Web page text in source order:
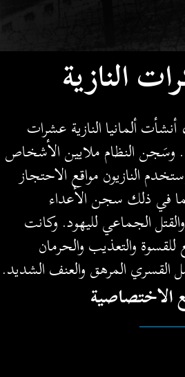
النازية
عامي 1933 و1945، أنشأت ألمانيا النازية عشرات
النظام ملايين الأشخاص
النازيون مواقع الاحتجاز
في ذلك سجن الأعداء
الجماعي لليهود. وكانت
والتعذيب والحرمان
القسري المرهق والعنف الشديد.
الاختصاصية